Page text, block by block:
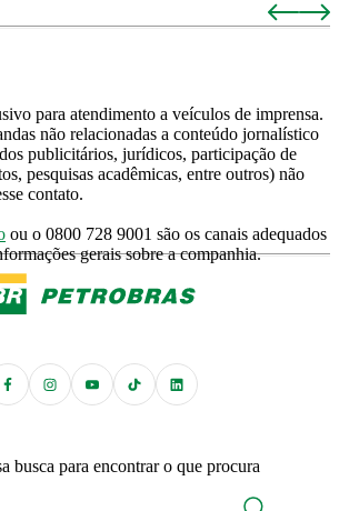
para atendimento a veículos de imprensa.
não relacionadas a conteúdo jornalístico
publicitários, jurídicos, participação de
pesquisas acadêmicas, entre outros) não
contato.
ou o 0800 728 9001 são os canais adequados
gerais sobre a companhia.
busca para encontrar o que procura